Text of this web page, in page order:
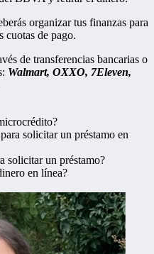
organizar tus finanzas para
cuotas de pago.
de transferencias bancarias o
Walmart, OXXO, 7Eleven,
solicitar un préstamo en
solicitar un préstamo?
en línea?